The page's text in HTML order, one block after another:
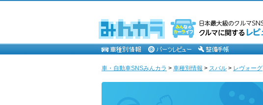
車・自動車SNSみんカラ > 車種別情報 > スバル > レヴォーグ